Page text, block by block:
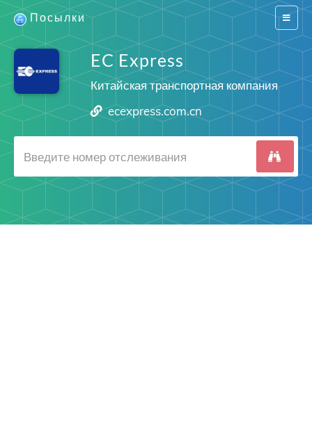
Switch
Посылки
EC Express
Китайская транспортная компания
ecexpress.com.cn